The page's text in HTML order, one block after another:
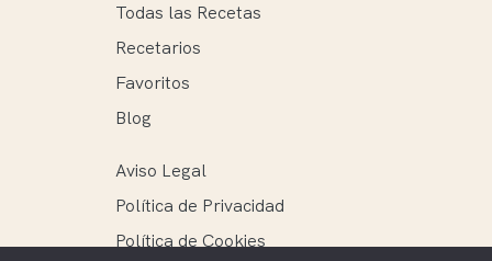
Todas las Recetas
Recetarios
Favoritos
Blog
Aviso Legal
Política de Privacidad
Política de Cookies